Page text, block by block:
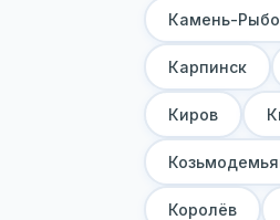
Камень-
Карпинск
Киров
Королёв